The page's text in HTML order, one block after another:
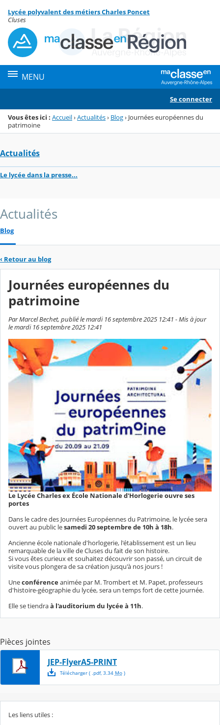
Menu de la rubrique
Contenu
Lycée polyvalent des métiers Charles Poncet
Cluses
MENU
Se connecter
Vous êtes ici : Accueil›Actualités› Blog› Journées européennes du
patrimoine
Actualités
Le lycée dans la presse...
Actualités
Blog
‹ Retour au blog
Journées européennes du
patrimoine
Par Marcel Bechet, publié le mardi 16 septembre 2025 12:41 - Mis à jour
le mardi 16 septembre 2025 12:41
Le Lycée Charles ex École Nationale d'Horlogerie ouvre ses
portes
Dans le cadre des Journées Européennes du Patrimoine, le lycée sera
ouvert au public lesamedi 20 septembre de 10h à 18h.
Ancienne école nationale d'horlogerie, l'établissement est un lieu
remarquable de la ville de Cluses du fait de son histoire.
Si vous êtes curieux et souhaitez découvrir son passé, un circuit de
visite vous plongera de sa création jusqu'à nos jours !
Uneconférenceanimée par M. Trombert et M. Papet, professeurs
d'histoire-géographie du lycée, sera un temps fort de cette journée.
Elle se tiendraà l'auditorium du lycée à 11h.
Pièces jointes
JEP-FlyerA5-PRINT
Télécharger( .pdf, 3.34 Mo)
Les liens utiles :